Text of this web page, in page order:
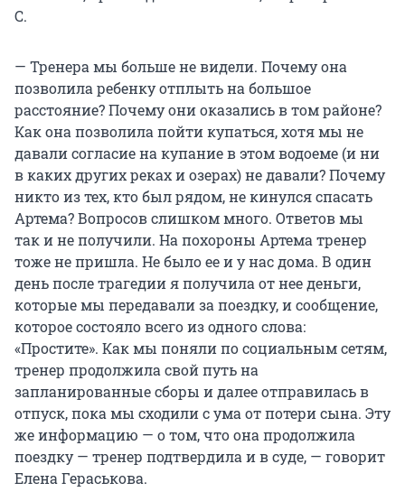
С.
— Тренера мы больше не видели. Почему она
позволила ребенку отплыть на большое
расстояние? Почему они оказались в том районе?
Как она позволила пойти купаться, хотя мы не
давали согласие на купание в этом водоеме (и ни
в каких других реках и озерах) не давали? Почему
никто из тех, кто был рядом, не кинулся спасать
Артема? Вопросов слишком много. Ответов мы
так и не получили. На похороны Артема тренер
тоже не пришла. Не было ее и у нас дома. В один
день после трагедии я получила от нее деньги,
которые мы передавали за поездку, и сообщение,
которое состояло всего из одного слова:
«Простите». Как мы поняли по социальным сетям,
тренер продолжила свой путь на
запланированные сборы и далее отправилась в
отпуск, пока мы сходили с ума от потери сына. Эту
же информацию — о том, что она продолжила
поездку — тренер подтвердила и в суде, — говорит
Елена Гераськова.